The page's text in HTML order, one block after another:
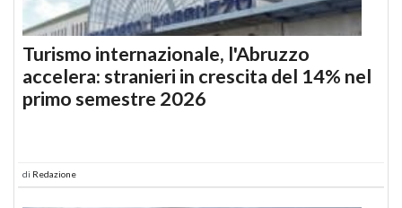
Turismo internazionale, l'Abruzzo
accelera: stranieri in crescita del 14% nel
primo semestre 2026
di Redazione